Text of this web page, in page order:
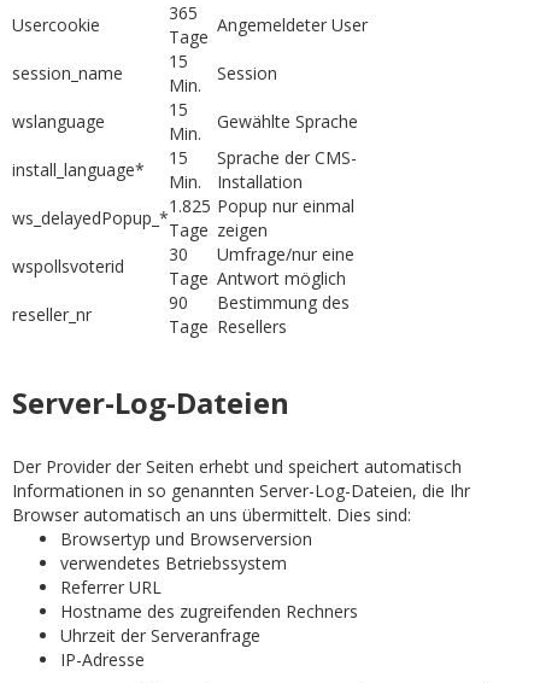
Usercookie
365
Tage
Angemeldeter User
session_name
15
Min.
Session
wslanguage
15
Min.
Gewählte Sprache
install_language*
15
Min.
Sprache der CMS-
Installation
ws_delayedPopup_*
1.825
Tage
Popup nur einmal
zeigen
wspollsvoterid
30
Tage
Umfrage/nur eine
Antwort möglich
reseller_nr
90
Tage
Bestimmung des
Resellers
Server-Log-Dateien
Der Provider der Seiten erhebt und speichert automatisch
Informationen in so genannten Server-Log-Dateien, die Ihr
Browser automatisch an uns übermittelt. Dies sind:
Browsertyp und Browserversion
verwendetes Betriebssystem
Referrer URL
Hostname des zugreifenden Rechners
Uhrzeit der Serveranfrage
IP-Adresse